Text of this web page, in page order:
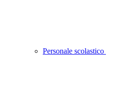
Personale scolastico